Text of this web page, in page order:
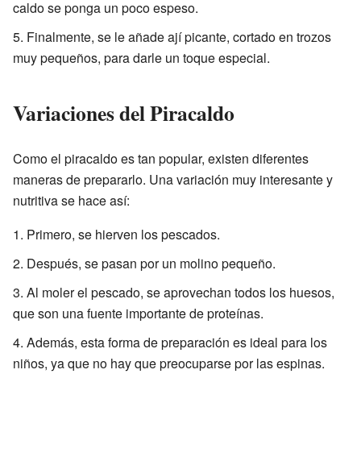
caldo se ponga un poco espeso.
Finalmente, se le añade ají picante, cortado en trozos
muy pequeños, para darle un toque especial.
Variaciones del Piracaldo
Como el piracaldo es tan popular, existen diferentes
maneras de prepararlo. Una variación muy interesante y
nutritiva se hace así:
Primero, se hierven los pescados.
Después, se pasan por un molino pequeño.
Al moler el pescado, se aprovechan todos los huesos,
que son una fuente importante de proteínas.
Además, esta forma de preparación es ideal para los
niños, ya que no hay que preocuparse por las espinas.